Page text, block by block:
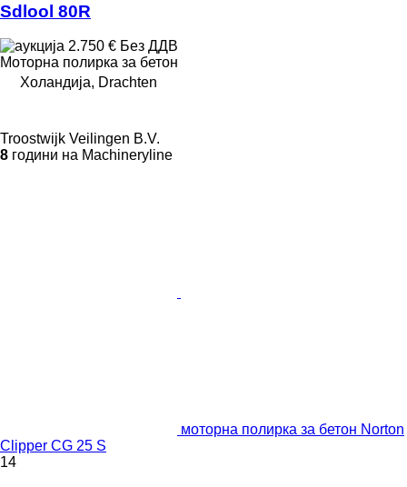
Sdlool 80R
2.750 € Без ДДВ
Моторна полирка за бетон
Холандија, Drachten
Troostwijk Veilingen B.V.
8 години на Machineryline
моторна полирка за бетон Norton
Clipper CG 25 S
14